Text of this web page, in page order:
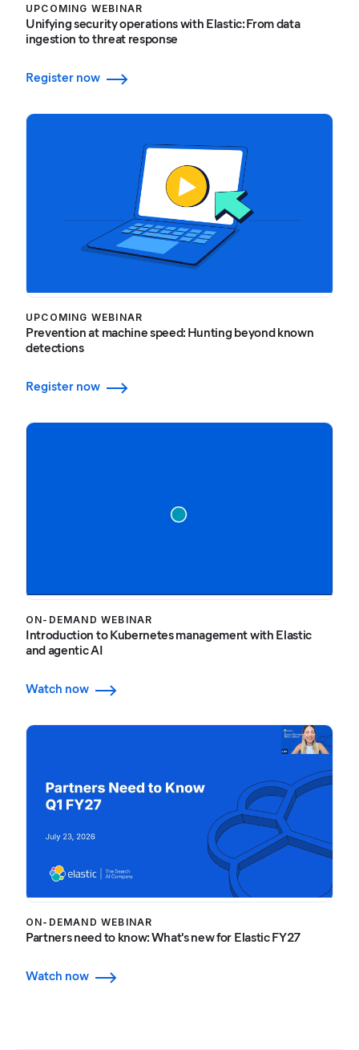
UPCOMING WEBINAR
Unifying security operations with Elastic: From data
ingestion to threat response
Register now
UPCOMING WEBINAR
Prevention at machine speed: Hunting beyond known
detections
Register now
ON-DEMAND WEBINAR
Introduction to Kubernetes management with Elastic
and agentic AI
Watch now
ON-DEMAND WEBINAR
Partners need to know: What's new for Elastic FY27
Watch now